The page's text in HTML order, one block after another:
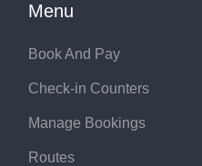
Menu
Book And Pay
Check-in Counters
Manage Bookings
Routes